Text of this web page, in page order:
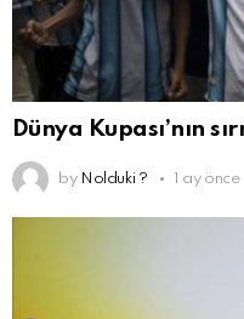
Dünya Kupası’nın
by Nolduki ? 1 ay önce